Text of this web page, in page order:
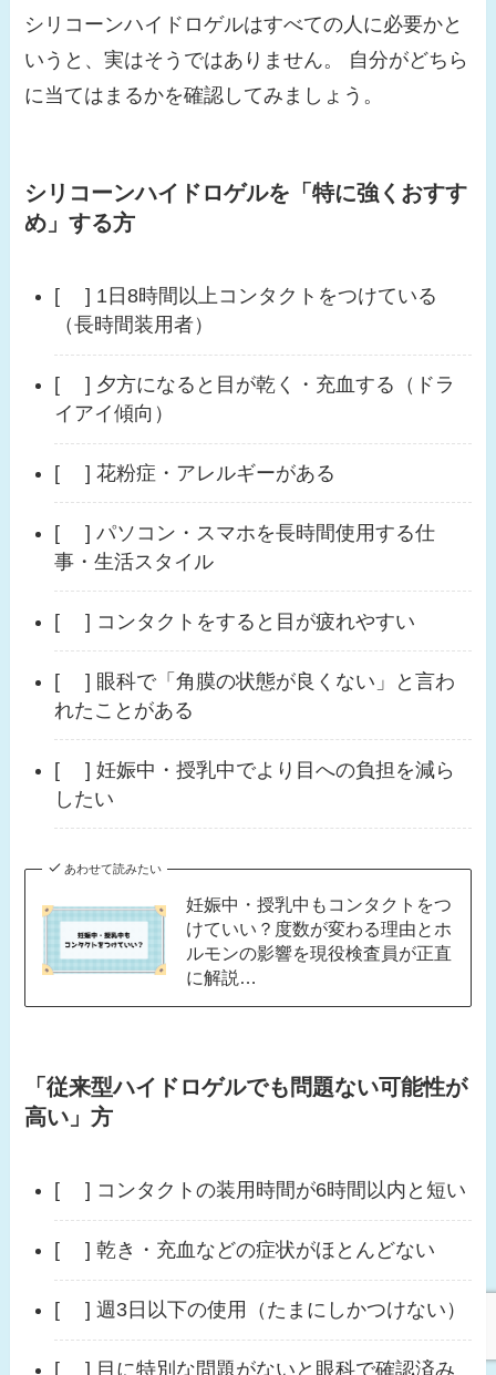
シリコーンハイドロゲルはすべての人に必要かと
いうと、実はそうではありません。 自分がどちら
に当てはまるかを確認してみましょう。
シリコーンハイドロゲルを「特に強くおすす
め」する方
[ ] 1日8時間以上コンタクトをつけている
（長時間装用者）
[ ] 夕方になると目が乾く・充血する（ドラ
イアイ傾向）
[ ] 花粉症・アレルギーがある
[ ] パソコン・スマホを長時間使用する仕
事・生活スタイル
[ ] コンタクトをすると目が疲れやすい
[ ] 眼科で「角膜の状態が良くない」と言わ
れたことがある
[ ] 妊娠中・授乳中でより目への負担を減ら
したい
あわせて読みたい
妊娠中・授乳中もコンタクトをつ
けていい？度数が変わる理由とホ
ルモンの影響を現役検査員が正直
に解説…
「従来型ハイドロゲルでも問題ない可能性が
高い」方
[ ] コンタクトの装用時間が6時間以内と短い
[ ] 乾き・充血などの症状がほとんどない
[ ] 週3日以下の使用（たまにしかつけない）
[ ] 目に特別な問題がないと眼科で確認済み